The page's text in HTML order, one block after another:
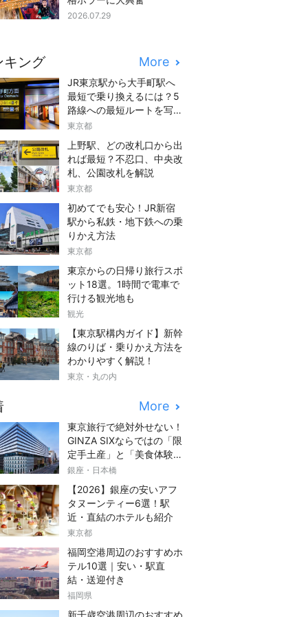
2026.07.29
キング More
JR東京駅から大手町駅へ
最短で乗り換えるには？5
路線への最短ルートを写真
つきでご紹介
東京都
上野駅、どの改札口から出
れば最短？不忍口、中央改
札、公園改札を解説
東京都
初めてでも安心！JR新宿
駅から私鉄・地下鉄への乗
りかえ方法
東京都
東京からの日帰り旅行スポ
ット18選。1時間で電車で
行ける観光地も
観光
【東京駅構内ガイド】新幹
線のりば・乗りかえ方法を
わかりやすく解説！
東京・丸の内
More
東京旅行で絶対外せない！
GINZA SIXならではの「限
定手土産」と「美食体験」
完全ガイド
銀座・日本橋
【2026】銀座の安いアフ
タヌーンティー6選！駅
近・直結のホテルも紹介
東京都
福岡空港周辺のおすすめホ
テル10選｜安い・駅直
結・送迎付き
福岡県
新千歳空港周辺のおすすめ